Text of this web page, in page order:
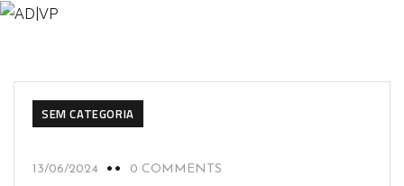
SEM CATEGORIA
13/06/2024 0 COMMENTS